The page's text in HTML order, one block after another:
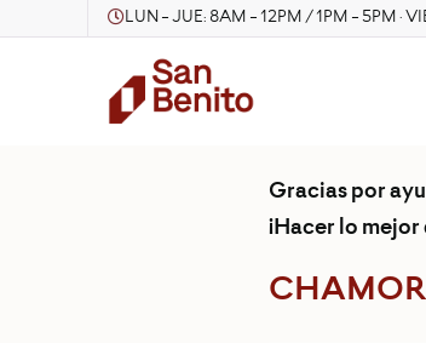
LUN - JUE: 8AM - 12PM / 1PM - 5PM ·
Gracias por
¡Hacer lo